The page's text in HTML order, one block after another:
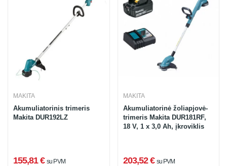
MAKITA
Akumuliatorinis trimeris
Makita DUR192LZ
155,81 € su PVM
MAKITA
Akumuliatorinė žoliapjovė-
trimeris Makita DUR181RF,
18 V, 1 x 3,0 Ah, įkroviklis
203,52 € su PVM